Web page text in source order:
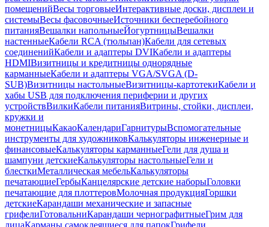
помещенийВесы торговыеИнтерактивные доски, дисплеи и
системыВесы фасовочныеИсточники бесперебойного
питанияВешалки напольныеЙогуртницыВешалки
настенныеКабели RCA (тюльпан)Кабели для сетевых
соединенийКабели и адаптеры DVIКабели и адаптеры
HDMIВизитницы и кредитницы однорядные
карманныеКабели и адаптеры VGA/SVGA (D-
SUB)Визитницы настольныеВизитницы-картотекиКабели и
хабы USB для подключения периферии и других
устройствВилкиКабели питанияВитрины, стойки, дисплеи,
кружки и
монетницыКакаоКалендариГарнитурыВспомогательные
инструменты для художниковКалькуляторы инженерные и
финансовыеКалькуляторы карманныеГели для душа и
шампуни детскиеКалькуляторы настольныеГели и
блесткиМеталлическая мебельКалькуляторы
печатающиеГербыКанцелярские детские наборыГоловки
печатающие для плоттеровМолочная продукцияГоршки
детскиеКарандаши механические и запасные
грифелиГотовальниКарандаши чернографитныеГрим для
лицаКарманы самоклеящиеся для папокГрифели